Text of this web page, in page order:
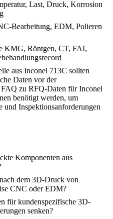
Last, Druck, Korrosion
Bearbeitung, EDM, Polieren
KMG, Röntgen, CT, FAI,
aus Inconel 713C sollten
Daten vor der
FAQ zu RFQ-Daten für Inconel
benötigt werden, um
und Inspektionsanforderungen
Komponenten aus
dem 3D-Druck von
CNC oder EDM?
für kundenspezifische 3D-
senken?